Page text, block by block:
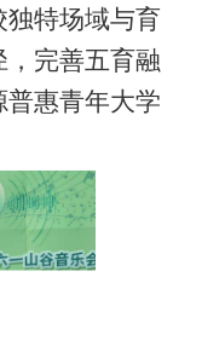
独特场域与育
，完善五育融
惠青年大学